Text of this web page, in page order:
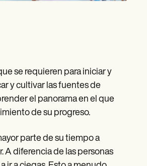
se requieren para iniciar y
y cultivar las fuentes de
el panorama en el que
de su progreso.
parte de su tiempo a
A diferencia de las personas